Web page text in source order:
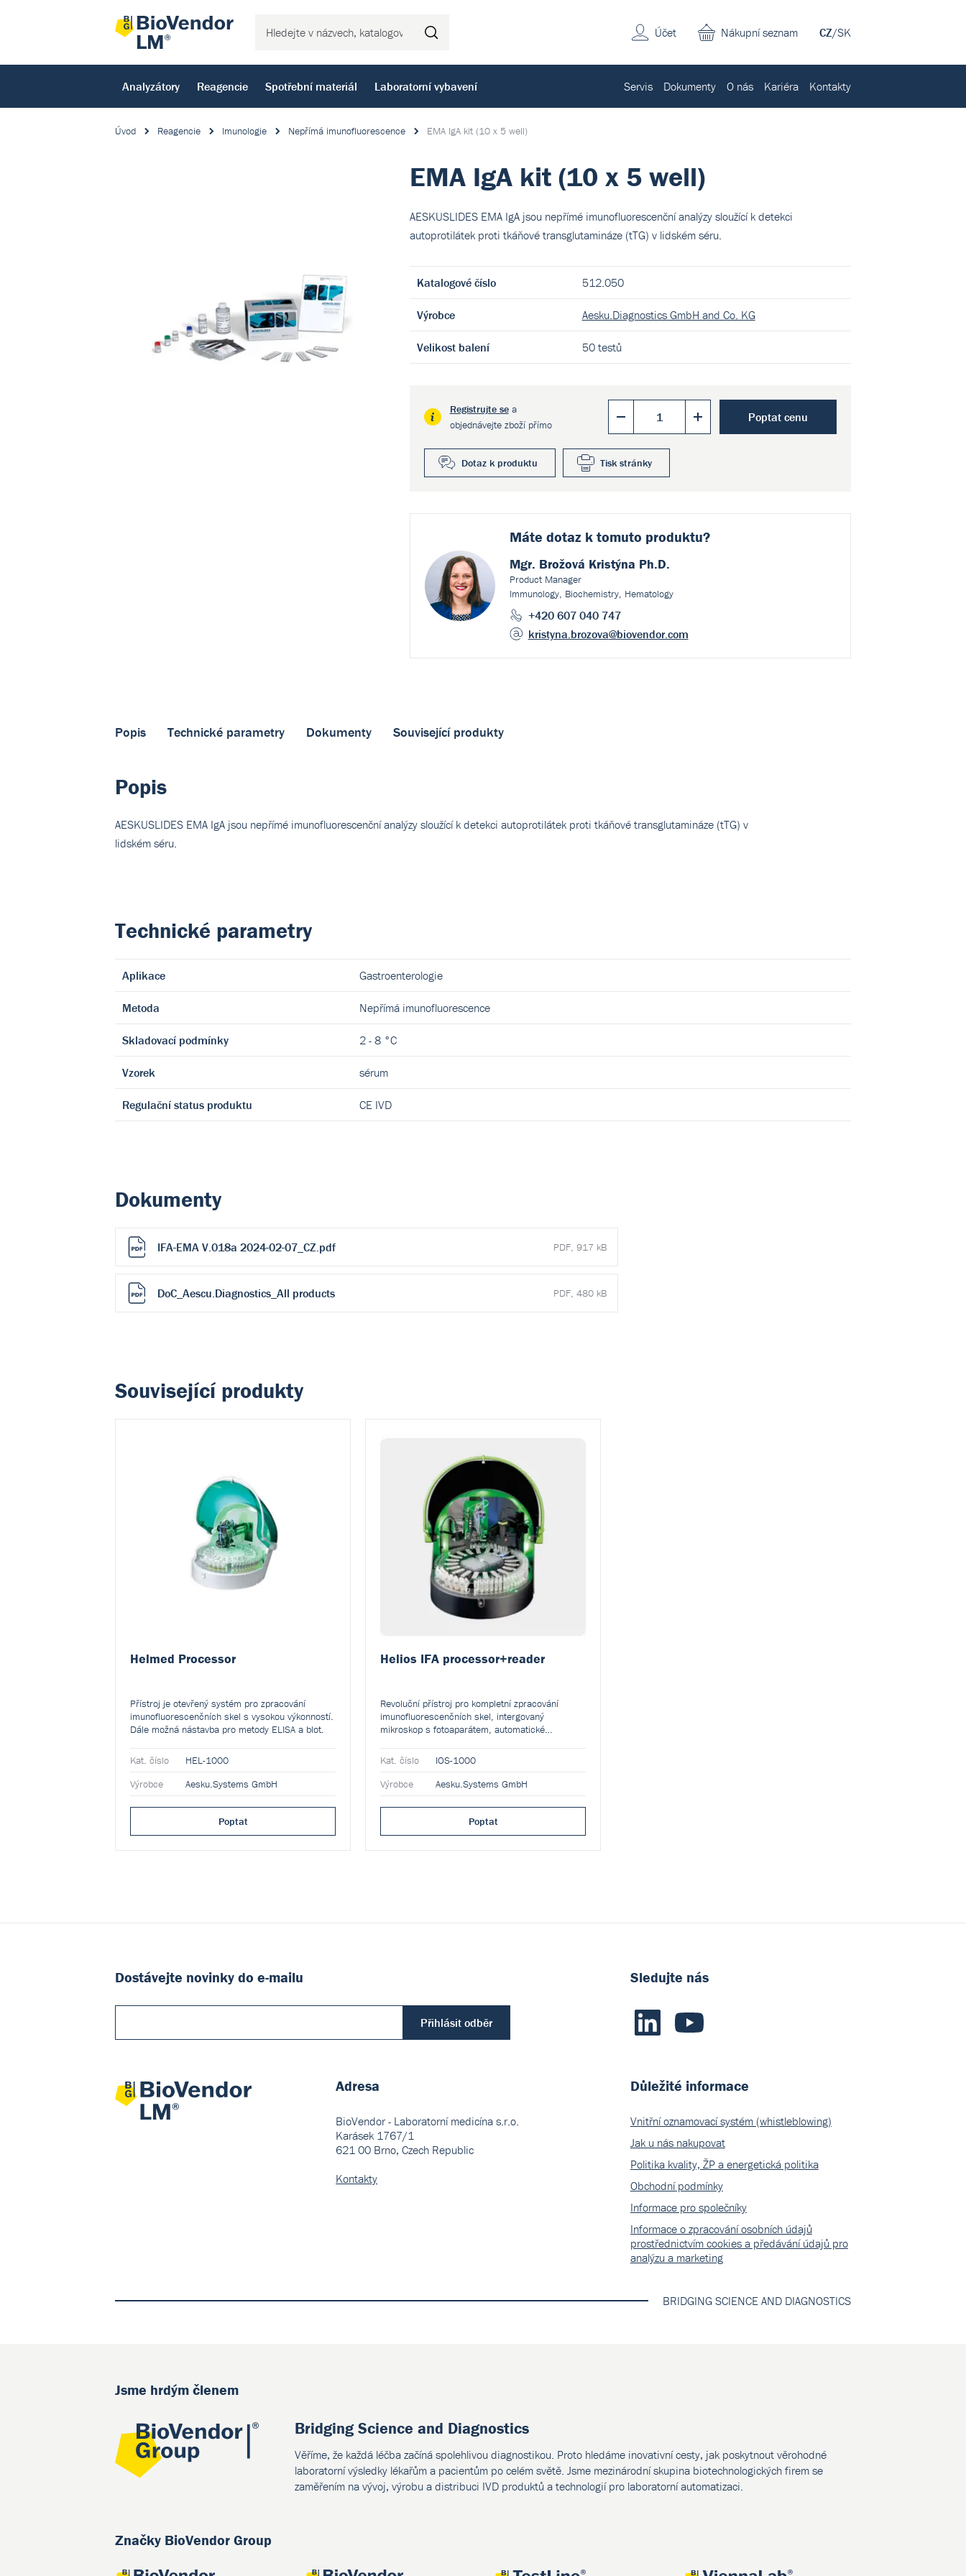
CZ/SK
Nákupní seznam
Účet
Analyzátory Reagencie Spotřební materiál Laboratorní vybavení Servis Dokumenty O nás Kariéra Kontakty
Úvod Reagencie Imunologie Nepřímá imunofluorescence EMA IgA kit (10 x 5 well)
EMA IgA kit (10 x 5 well)
AESKUSLIDES EMA IgA jsou nepřímé imunofluorescenční analýzy sloužící k detekci
autoprotilátek proti tkáňové transglutamináze (tTG) v lidském séru.
Katalogové číslo 512.050
Výrobce Aesku.Diagnostics GmbH and Co. KG
Velikost balení 50 testů
Poptat cenu
Registrujte sea
objednávejte zboží přímo
Dotaz k produktu Tisk stránky
Máte dotaz k tomuto produktu?
Mgr. Brožová Kristýna Ph.D.
Product Manager
Immunology, Biochemistry, Hematology
+420 607 040 747
kristyna.brozova@biovendor.com
Popis Technické parametry Dokumenty Související produkty
Popis
AESKUSLIDES EMA IgA jsou nepřímé imunofluorescenční analýzy sloužící k detekci autoprotilátek proti tkáňové transglutamináze (tTG) v
lidském séru.
Technické parametry
Aplikace Gastroenterologie
Metoda Nepřímá imunofluorescence
Skladovací podmínky 2 - 8 °C
Vzorek sérum
Regulační status produktu CE IVD
Dokumenty
IFA-EMA V.018a 2024-02-07_CZ.pdf PDF, 917 kB
DoC_Aescu.Diagnostics_All products PDF, 480 kB
Související produkty
Helmed Processor
Přístroj je otevřený systém pro zpracování
imunofluorescenčních skel s vysokou výkonností.
Dále možná nástavba pro metody ELISA a blot.
Kat. číslo
HEL-1000
Výrobce
Aesku.Systems GmbH
Poptat
Helios IFA processor+reader
Revoluční přístroj pro kompletní zpracování
imunofluorescenčních skel, intergovaný
mikroskop s fotoaparátem, automatické
Kat. číslo
IOS-1000
Výrobce
Aesku.Systems GmbH
Poptat
Dostávejte novinky do e-mailu
Přihlásit odběr
Adresa
BioVendor - Laboratorní medicína s.r.o.
Karásek 1767/1
621 00 Brno, Czech Republic
Kontakty
Sledujte nás
Důležité informace
Vnitřní oznamovací systém (whistleblowing)
Jak u nás nakupovat
Politika kvality, ŽP a energetická politika
Obchodní podmínky
Informace pro společníky
Informace o zpracování osobních údajů
prostřednictvím cookies a předávání údajů pro
analýzu a marketing
BRIDGING SCIENCE AND DIAGNOSTICS
Jsme hrdým členem
Bridging Science and Diagnostics
Věříme, že každá léčba začíná spolehlivou diagnostikou. Proto hledáme inovativní cesty, jak poskytnout věrohodné
laboratorní výsledky lékařům a pacientům po celém světě. Jsme mezinárodní skupina biotechnologických firem se
zaměřením na vývoj, výrobu a distribuci IVD produktů a technologií pro laboratorní automatizaci.
Značky BioVendor Group